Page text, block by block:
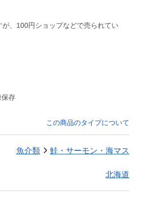
、100円ショップなどで売られてい
保存
この商品のタイプについて
魚介類 鮭・サーモン・海マス
北海道